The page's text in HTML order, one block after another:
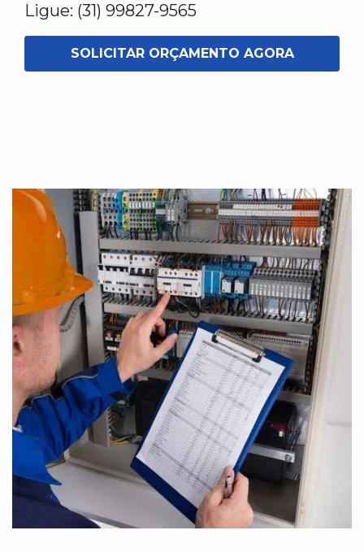
Ligue: (31) 99827-9565
SOLICITAR ORÇAMENTO AGORA